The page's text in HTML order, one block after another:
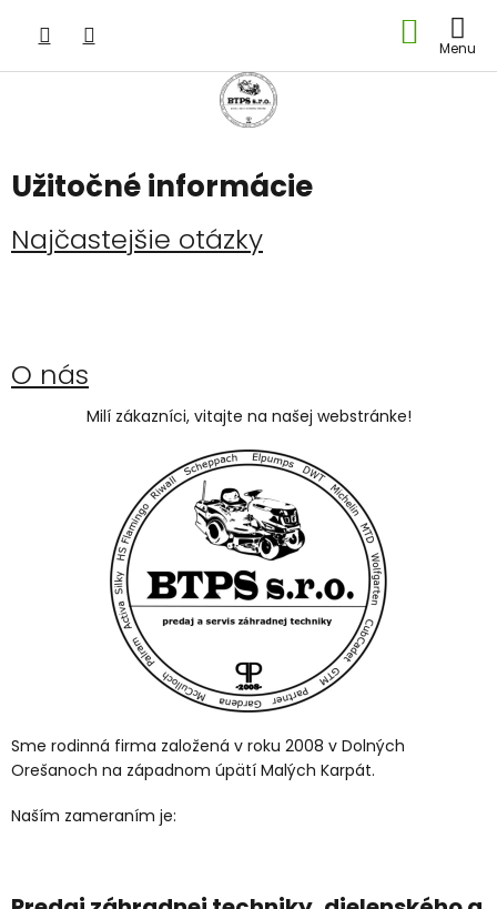
obsah
KOŠÍK
Užitočné informácie
V
ý
l
Najčastejšie otázky
O nás
Milí zákazníci, vitajte na našej webstránke!
Sme rodinná firma založená v roku 2008 v Dolných
Orešanoch na západnom úpätí Malých Karpát.
Naším zameraním je: